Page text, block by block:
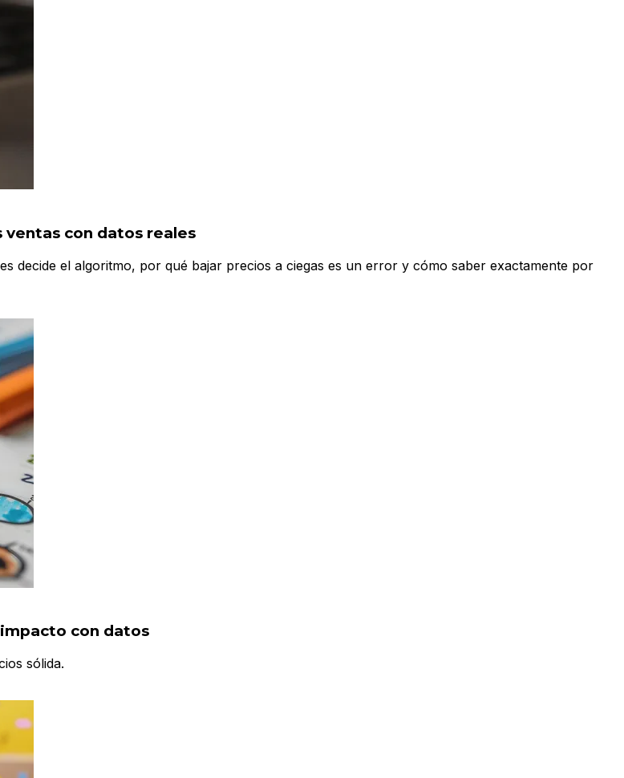
ventas con datos reales
decide el algoritmo, por qué bajar precios a ciegas es un error y cómo saber exactamente por
con datos
sólida.